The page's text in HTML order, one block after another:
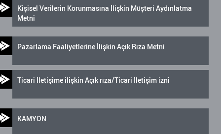
Kişisel Verilerin Korunmasına İlişkin Müşteri Aydınlatma
Metni
Pazarlama Faaliyetlerine İlişkin Açık Rıza Metni
Ticari İletişime ilişkin Açık rıza/Ticari İletişim izni
KAMYON